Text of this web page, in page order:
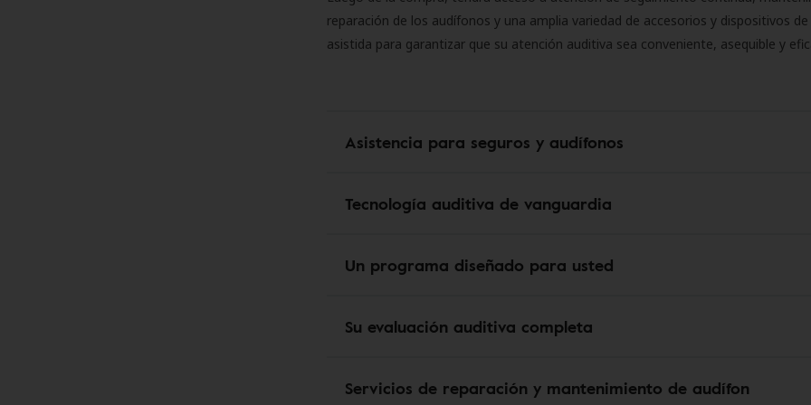
reparación de los audífonos y una amplia variedad de accesorios y dispositivos de
asistida para garantizar que su atención auditiva sea conveniente, asequible y
Asistencia para seguros y audífonos
Tecnología auditiva de vanguardia
Un programa diseñado para usted
Su evaluación auditiva completa
Servicios de reparación y mantenimiento de audífon